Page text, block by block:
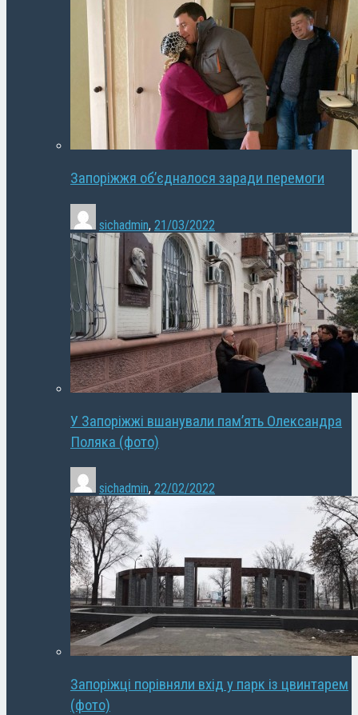
Запоріжжя об’єдналося заради перемоги
sichadmin, 21/03/2022
У Запоріжжі вшанували пам’ять Олександра
Поляка (фото)
sichadmin, 22/02/2022
Запоріжці порівняли вхід у парк із цвинтарем
(фото)